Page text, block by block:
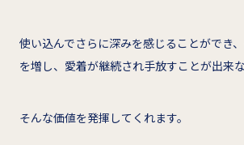
使い込んでさらに深みを感じることができ
を増し、愛着が継続され手放すことが出来な
そんな価値を発揮してくれます。